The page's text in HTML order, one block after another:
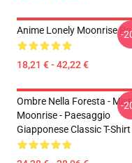
Anime Lonely Moonrise
18,21 € - 42,22 €
-
Ombre Nella Foresta -
Moonrise - Paesaggio
Giapponese Classic T-Shirt
-